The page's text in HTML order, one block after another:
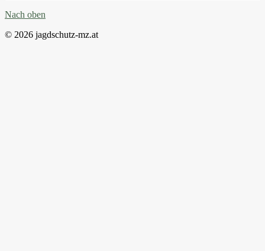
Nach oben
© 2026 jagdschutz-mz.at